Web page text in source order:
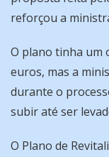
reforçou a
O plano tinha um
euros, mas a
durante o
subir até ser
O Plano de